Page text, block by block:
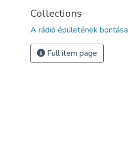
Collections
A rádió épületének bontása
Full item page